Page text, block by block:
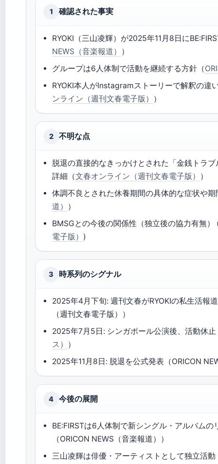
1 確認された事実
RYOKI（三山凌輝）が2025年11月8日に
NEWS（音楽報道） ）
グループは6人体制で活動を継続する方針（
RYOKI本人がInstagramストーリーで解釈の違
ンライン（週刊文春電子版） ）
2 不明な点
脱退の直接的なきっかけとされた「金銭トラ
詳細（文春オンライン（週刊文春電子版） ）
体調不良とされた休養期間の具体的な症状や期
道） ）
BMSGとの今後の関係性（独立後の協力有無）
電子版） )
3 時系列のシグナル
2025年4月下旬: 週刊文春がRYOKIの私生活報
（週刊文春電子版））
2025年7月5日: シンガポール公演後、活動休止
ス） ）
2025年11月8日: 脱退を公式発表（ORICON
4 今後の展開
BE:FIRSTは6人体制で新シングル・アルバムの
（ORICON NEWS（音楽報道））
三山凌輝は俳優・アーティストとして独立活動